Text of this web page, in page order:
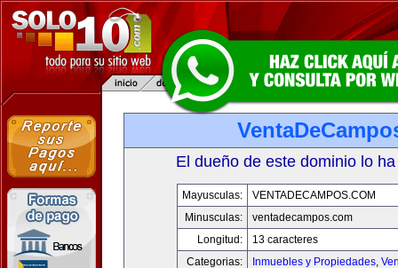
El dueño de este dominio lo
Mayusculas:
VENTADECAMPOS.COM
Minusculas:
ventadecampos.com
Longitud:
13 caracteres
Categorias:
Inmuebles y Propiedades,